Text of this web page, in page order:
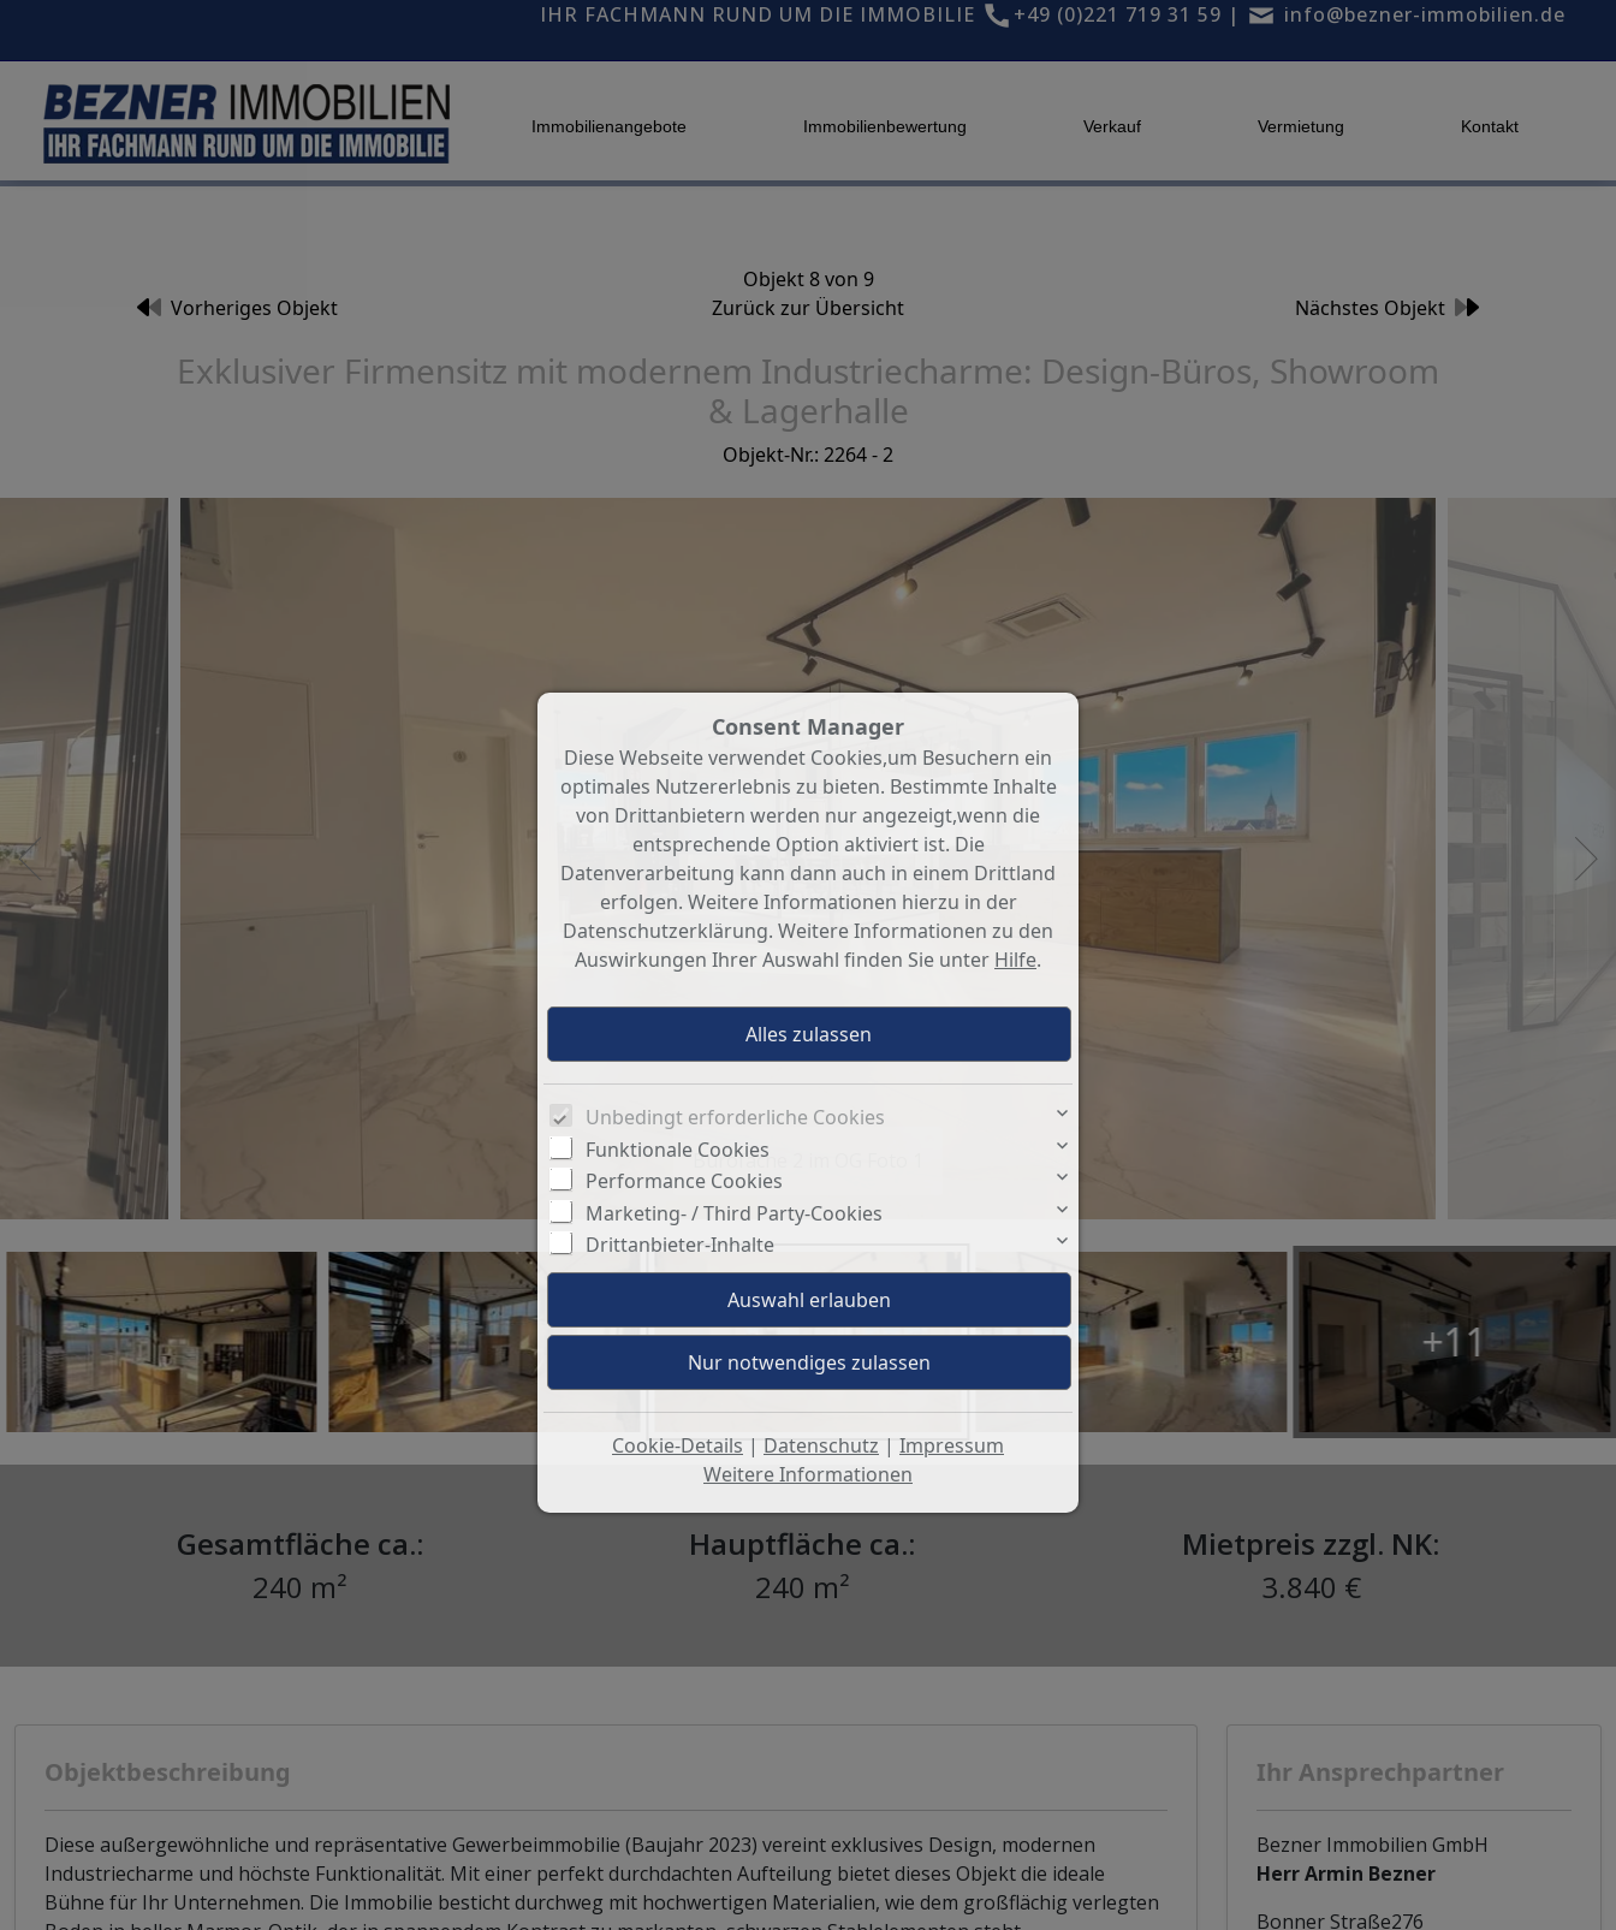
IHR FACHMANN RUND UM DIE IMMOBILIE +49 (0)221 719 31 59 | info@bezner-immobilien.de
Immobilienangebote Immobilienbewertung Verkauf Vermietung Kontakt
Objekt 8 von 9
Nächstes Objekt
Vorheriges Objekt Zurück zur Übersicht
Exklusiver Firmensitz mit modernem Industriecharme: Design-Büros, Showroom
& Lagerhalle
Objekt-Nr.: 2264 - 2
Bürofäche 2 im OG Foto 1
+11
Gesamtfläche ca.:
240 m²
Hauptfläche ca.:
240 m²
Mietpreis zzgl. NK:
3.840 €
Objektbeschreibung
Diese außergewöhnliche und repräsentative Gewerbeimmobilie (Baujahr 2023) vereint exklusives Design, modernen
Industriecharme und höchste Funktionalität. Mit einer perfekt durchdachten Aufteilung bietet dieses Objekt die ideale
Bühne für Ihr Unternehmen. Die Immobilie besticht durchweg mit hochwertigen Materialien, wie dem großflächig verlegten
Ihr Ansprechpartner
Bezner Immobilien GmbH
Herr Armin Bezner
Bonner Straße276
Consent Manager
Diese Webseite verwendet Cookies,um Besuchern ein
optimales Nutzererlebnis zu bieten. Bestimmte Inhalte
von Drittanbietern werden nur angezeigt,wenn die
entsprechende Option aktiviert ist. Die
Datenverarbeitung kann dann auch in einem Drittland
erfolgen. Weitere Informationen hierzu in der
Datenschutzerklärung. Weitere Informationen zu den
Auswirkungen Ihrer Auswahl finden Sie unter Hilfe.
Unbedingt erforderliche Cookies
Funktionale Cookies
Performance Cookies
Marketing- / Third Party-Cookies
Drittanbieter-Inhalte
Cookie-Details | Datenschutz | Impressum
Weitere Informationen
Consent Manager
Um fortfahren zu können,müssen Sie eine
Auswahl treffen. Nachfolgend erhalten Sie
Nur notwendiges zulassen:
Es werden nur die technisch notwendigen
zugelassen und keine Drittanbieter-Inhalte.
Sie können Ihre Cookie-Einstellung jederzeit hier
Cookie-Details
Datenschutz |Impressum
zurück